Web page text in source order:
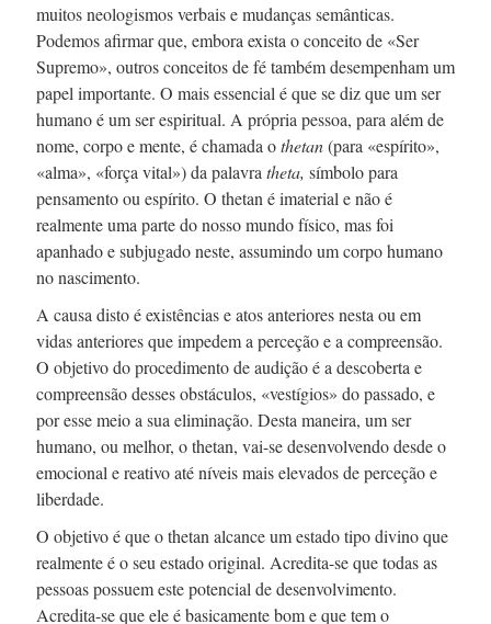
muitos neologismos verbais e mudanças semânticas.
Podemos afirmar que, embora exista o conceito de «Ser
Supremo», outros conceitos de fé também desempenham um
papel importante. O mais essencial é que se diz que um ser
humano é um ser espiritual. A própria pessoa, para além de
nome, corpo e mente, é chamada othetan(para «espírito»,
«alma», «força vital») da palavra theta, símbolo para
pensamento ou espírito. O thetan é imaterial e não é
realmente uma parte do nosso mundo físico, mas foi
apanhado e subjugado neste, assumindo um corpo humano
no nascimento.
A causa disto é existências e atos anteriores nesta ou em
vidas anteriores que impedem a perceção e a compreensão.
O objetivo do procedimento de audição é a descoberta e
compreensão desses obstáculos, «vestígios» do passado, e
por esse meio a sua eliminação. Desta maneira, um ser
humano, ou melhor, o thetan, vai-sedesenvolvendo desde o
emocional e reativo até níveis mais elevados de perceção e
liberdade.
O objetivo é que o thetan alcance um estado tipo divino que
realmente é o seu estado original. Acredita-seque todas as
pessoas possuem este potencial de desenvolvimento.
Acredita-seque ele é basicamente bom e que tem o